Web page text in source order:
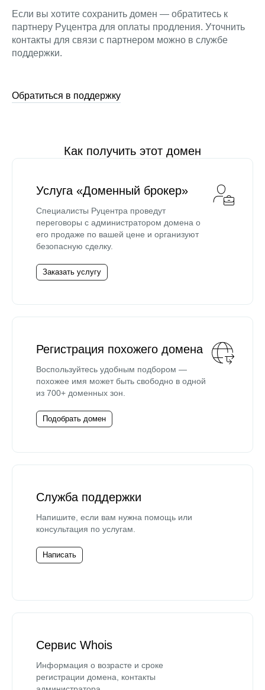
Если вы хотите сохранить домен — обратитесь к
партнеру Руцентра для оплаты продления. Уточнить
контакты для связи с партнером можно в службе
поддержки.
Обратиться в поддержку
Как получить этот домен
Услуга «Доменный брокер»
Специалисты Руцентра проведут
переговоры с администратором домена о
его продаже по вашей цене и организуют
безопасную сделку.
Заказать услугу
Регистрация похожего домена
Воспользуйтесь удобным подбором —
похожее имя может быть свободно в одной
из 700+ доменных зон.
Подобрать домен
Служба поддержки
Напишите, если вам нужна помощь или
консультация по услугам.
Написать
Сервис Whois
Информация о возрасте и сроке
регистрации домена, контакты